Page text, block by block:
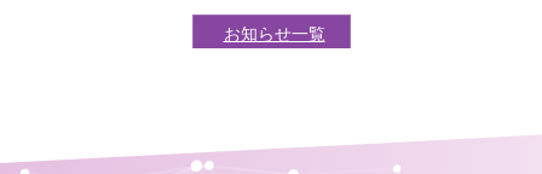
お知らせ一覧